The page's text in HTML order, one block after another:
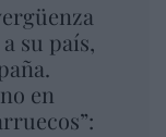
su país,
en